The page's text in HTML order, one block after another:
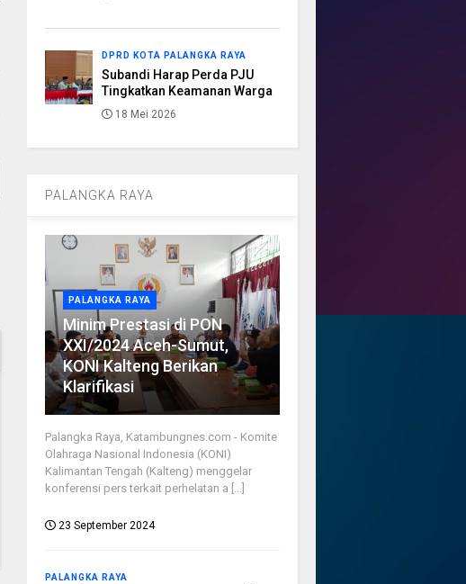
DPRD KOTA PALANGKA RAYA
Subandi Harap Perda PJU
Tingkatkan Keamanan Warga
18 Mei 2026
PALANGKA RAYA
PALANGKA RAYA
Minim Prestasi di PON
XXI/2024 Aceh-Sumut,
KONI Kalteng Berikan
Klarifikasi
Palangka Raya, Katambungnes.com - Komite
Olahraga Nasional Indonesia (KONI)
Kalimantan Tengah (Kalteng) menggelar
konferensi pers terkait perhelatan a [...]
23 September 2024
PALANGKA RAYA